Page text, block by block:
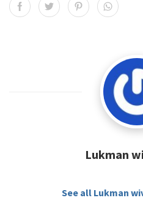
Lukman
See all Lukman